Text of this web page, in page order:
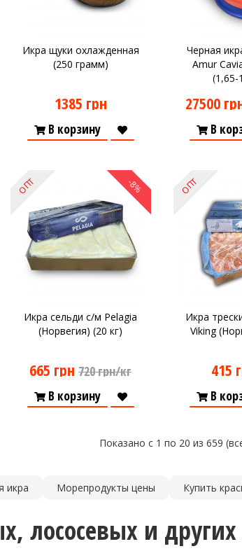
Икра щуки охлажденная
(250 грамм)
1385 грн
В корзину
Черная
Amur
(1,65-
27500
В
-8%
ОПТ
Икра сельди с/м Pelagia
(Норвегия) (20 кг)
665 грн 720 грн/кг
В корзину
ОПТ
Икра
Viking
415
В
Показано с 1 по 20 из 659
икра Морепродукты цены Купить
лососевых и